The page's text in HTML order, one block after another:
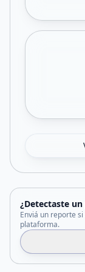
¿Detectaste
Enviá un reporte
plataforma.